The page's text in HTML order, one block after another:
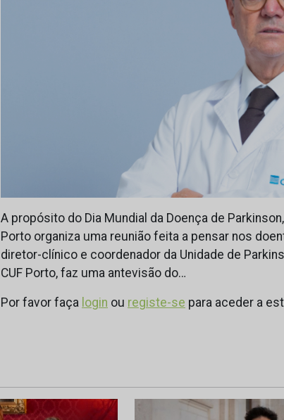
A propósito do Dia Mundial da Doença de
Porto organiza uma reunião feita a pensar nos
diretor-clínico e coordenador da Unidade de
CUF Porto, faz uma antevisão do…
Por favor faça login ou registe-se para aceder a